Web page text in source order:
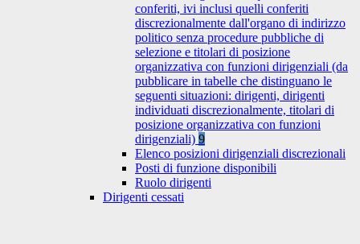
conferiti, ivi inclusi quelli conferiti
discrezionalmente dall'organo di indirizzo
politico senza procedure pubbliche di
selezione e titolari di posizione
organizzativa con funzioni dirigenziali (da
pubblicare in tabelle che distinguano le
seguenti situazioni: dirigenti, dirigenti
individuati discrezionalmente, titolari di
posizione organizzativa con funzioni
dirigenziali) 9
Elenco posizioni dirigenziali discrezionali
Posti di funzione disponibili
Ruolo dirigenti
Dirigenti cessati